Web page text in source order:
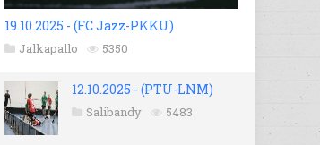
19.10.2025 - (FC Jazz-PKKU)
Jalkapallo 5350
12.10.2025 - (PTU-LNM)
Salibandy 5483